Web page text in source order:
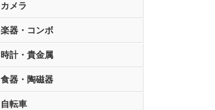
カメラ
楽器・コンボ
時計・貴金属
食器・陶磁器
自転車